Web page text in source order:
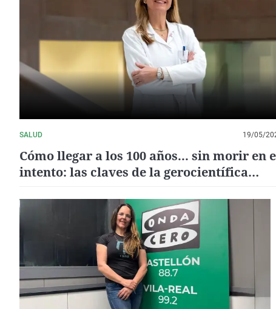
SALUD 19/05/
Cómo llegar a los 100 años... sin morir en
intento: las claves de la gerocientífica